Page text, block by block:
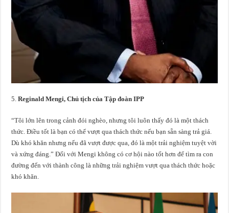
Reginald Mengi, Chủ tịch của Tập đoàn IPP
“Tôi lớn lên trong cảnh đói nghèo, nhưng tôi luôn thấy đó là một thách
thức. Điều tốt là bạn có thể vượt qua thách thức nếu bạn sẵn sàng trả giá.
Dù khó khăn nhưng nếu đã vượt được qua, đó là một trải nghiệm tuyệt vời
và xứng đáng.” Đối với Mengi không có cơ hội nào tốt hơn để tìm ra con
đường đến với thành công là những trải nghiệm vượt qua thách thức hoặc
khó khăn.